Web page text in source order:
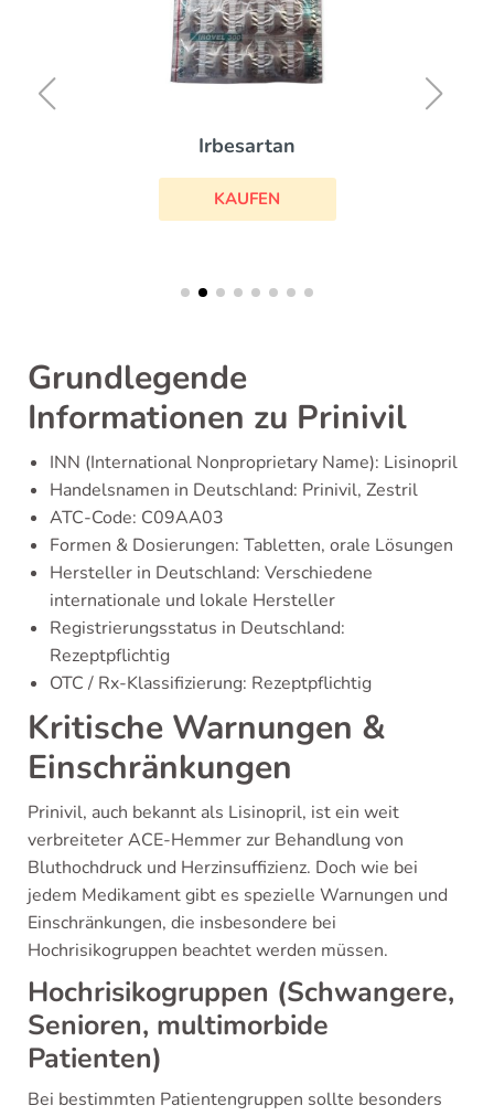
Irbesartan
KAUFEN
Grundlegende
Informationen zu Prinivil
INN (International Nonproprietary Name): Lisinopril
Handelsnamen in Deutschland: Prinivil, Zestril
ATC-Code: C09AA03
Formen & Dosierungen: Tabletten, orale Lösungen
Hersteller in Deutschland: Verschiedene
internationale und lokale Hersteller
Registrierungsstatus in Deutschland:
Rezeptpflichtig
OTC / Rx-Klassifizierung: Rezeptpflichtig
Kritische Warnungen &
Einschränkungen
Prinivil, auch bekannt als Lisinopril, ist ein weit
verbreiteter ACE-Hemmer zur Behandlung von
Bluthochdruck und Herzinsuffizienz. Doch wie bei
jedem Medikament gibt es spezielle Warnungen und
Einschränkungen, die insbesondere bei
Hochrisikogruppen beachtet werden müssen.
Hochrisikogruppen (Schwangere,
Senioren, multimorbide
Patienten)
Bei bestimmten Patientengruppen sollte besonders